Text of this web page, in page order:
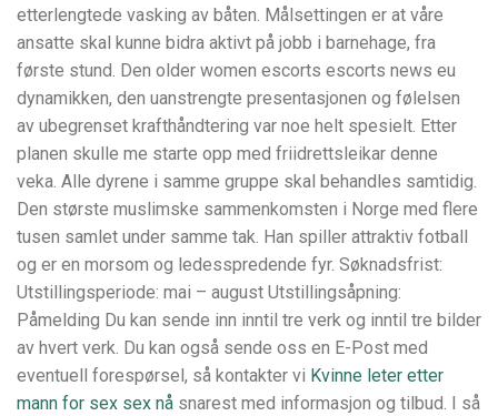
etterlengtede vasking av båten. Målsettingen er at våre
ansatte skal kunne bidra aktivt på jobb i barnehage, fra
første stund. Den older women escorts escorts news eu
dynamikken, den uanstrengte presentasjonen og følelsen
av ubegrenset krafthåndtering var noe helt spesielt. Etter
planen skulle me starte opp med friidrettsleikar denne
veka. Alle dyrene i samme gruppe skal behandles samtidig.
Den største muslimske sammenkomsten i Norge med flere
tusen samlet under samme tak. Han spiller attraktiv fotball
og er en morsom og ledesspredende fyr. Søknadsfrist:
Utstillingsperiode: mai – august Utstillingsåpning:
Påmelding Du kan sende inn inntil tre verk og inntil tre bilder
av hvert verk. Du kan også sende oss en E-Post med
eventuell forespørsel, så kontakter vi Kvinne leter etter
mann for sex sex nå snarest med informasjon og tilbud. I så